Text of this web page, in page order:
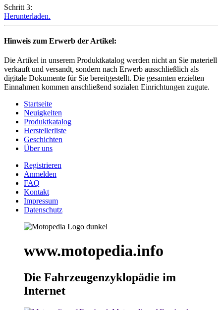
Schritt 3:
Herunterladen.
Hinweis zum Erwerb der Artikel:
Die Artikel in unserem Produktkatalog werden nicht an Sie materiell
verkauft und versandt, sondern nach Erwerb ausschließlich als
digitale Dokumente für Sie bereitgestellt. Die gesamten erzielten
Einnahmen kommen anschließend sozialen Einrichtungen zugute.
Startseite
Neuigkeiten
Produktkatalog
Herstellerliste
Geschichten
Über uns
Registrieren
Anmelden
FAQ
Kontakt
Impressum
Datenschutz
www.motopedia.info
Die Fahrzeugenzyklopädie im
Internet